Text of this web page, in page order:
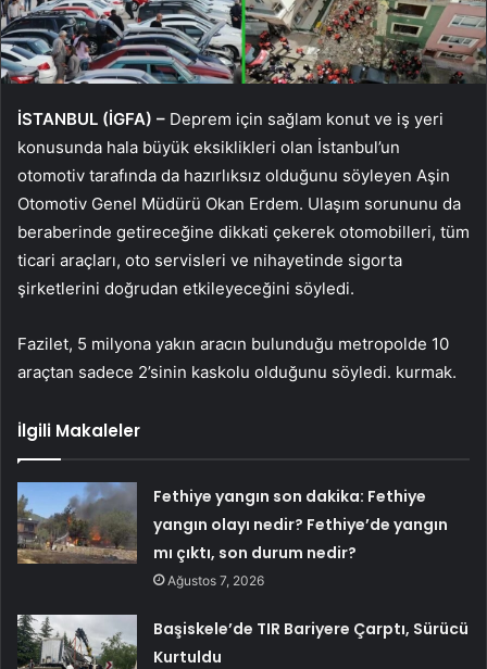
İSTANBUL (İGFA) – Deprem için sağlam konut ve iş yeri
konusunda hala büyük eksiklikleri olan İstanbul’un
otomotiv tarafında da hazırlıksız olduğunu söyleyen Aşin
Otomotiv Genel Müdürü Okan Erdem. Ulaşım sorununu da
beraberinde getireceğine dikkati çekerek otomobilleri, tüm
ticari araçları, oto servisleri ve nihayetinde sigorta
şirketlerini doğrudan etkileyeceğini söyledi.
Fazilet, 5 milyona yakın aracın bulunduğu metropolde 10
araçtan sadece 2’sinin kaskolu olduğunu söyledi. kurmak.
İlgili Makaleler
Fethiye yangın son dakika: Fethiye
yangın olayı nedir? Fethiye’de yangın
mı çıktı, son durum nedir?
Ağustos 7, 2026
Başiskele’de TIR Bariyere Çarptı, Sürücü
Kurtuldu